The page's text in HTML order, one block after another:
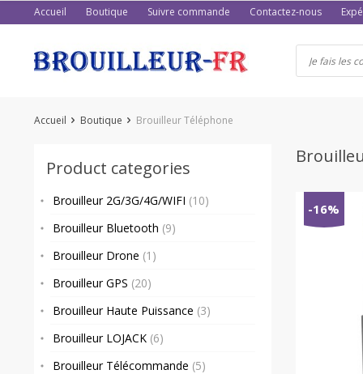
au
Accueil Boutique Suivre commande Contactez-nous
Accueil Boutique Brouilleur Téléphone
Product categories
Brouilleur 2G/3G/4G/WIFI (10)
Brouilleur Bluetooth (9)
Brouilleur Drone (1)
Brouilleur GPS (20)
Brouilleur Haute Puissance (3)
Brouilleur LOJACK (6)
Brouilleur Télécommande (5)
-16%